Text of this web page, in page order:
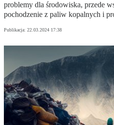
problemy dla środowiska, przede
pochodzenie z paliw kopalnych i
Publikacja: 22.03.2024 17:38